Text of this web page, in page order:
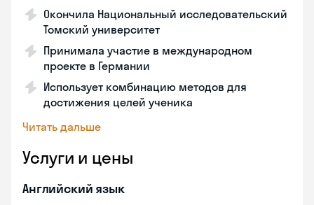
Окончила Национальный исследовательский
Томский университет
Принимала участие в международном
проекте в Германии
Использует комбинацию методов для
достижения целей ученика
Читать дальше
Услуги и цены
Английский язык